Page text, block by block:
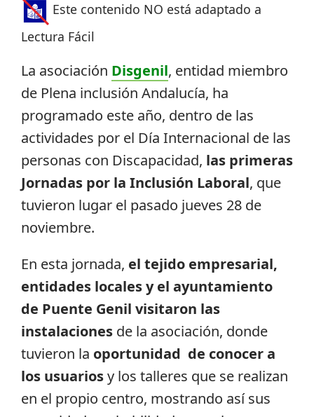
Este contenido NO está adaptado a
Lectura Fácil
La asociación Disgenil, entidad miembro
de Plena inclusión Andalucía, ha
programado este año, dentro de las
actividades por el Día Internacional de las
personas con Discapacidad, las primeras
Jornadas por la Inclusión Laboral, que
tuvieron lugar el pasado jueves 28 de
noviembre.
En esta jornada, el tejido empresarial,
entidades locales y el ayuntamiento
de Puente Genil visitaron las
instalaciones de la asociación, donde
tuvieron la oportunidad de conocer a
los usuariosy los talleres que se realizan
en el propio centro, mostrando así sus